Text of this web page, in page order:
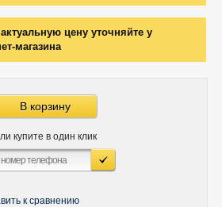
цену уточняйте у
магазина
В корзину
купите в один клик
к сравнению